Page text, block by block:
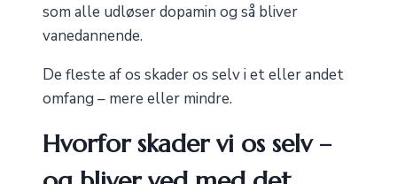
som alle udløser dopamin og så bliver
vanedannende.
De fleste af os skader os selv i et eller andet
omfang – mere eller mindre.
Hvorfor skader vi os selv –